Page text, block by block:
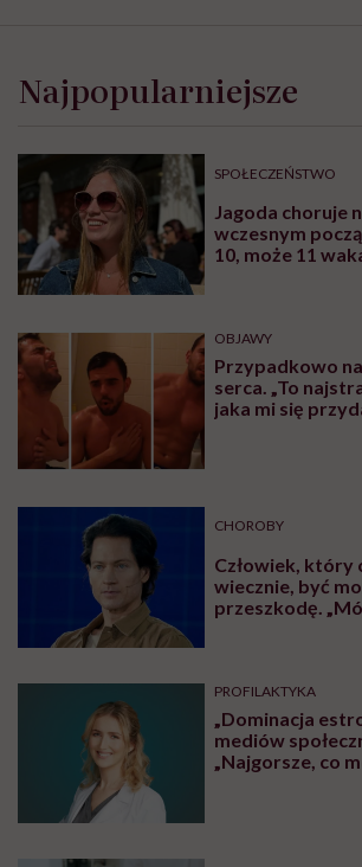
Najpopularniejsze
SPOŁECZEŃSTWO
Jagoda choruje
wczesnym
10, może 11
OBJAWY
Przypadkowo
serca. „To
jaka mi się
CHOROBY
Człowiek, który
wiecznie, być
przeszkodę.
PROFILAKTYKA
„Dominacja
mediów
„Najgorsze, co